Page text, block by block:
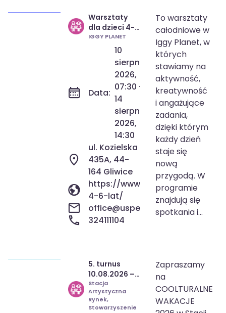
07:30
14:30
Warsztaty
dla dzieci 4-6
lat Zawody
IGGY PLANET
Data:
10
sierpnia
2026,
07:30 -
14
sierpnia
2026,
14:30
ul. Kozielska
435A, 44-
164 Gliwice
https://www.uspeak.pl/zawody-
4-6-lat/
office@uspeak.pl
324111104
To warsztaty
całodniowe w
Iggy Planet, w
których
stawiamy na
aktywność,
kreatywność
i angażujące
zadania,
dzięki którym
każdy dzień
staje się
nową
przygodą. W
programie
znajdują się
spotkania i...
08:00
16:00
5. turnus
10.08.2026 –
14.08.2026 „W
5 dni dookoła
świata” |
Stacja
Artystyczna
Rynek,
Stowarzyszenie
Zapraszamy
na
COOLTURALNE
WAKACJE